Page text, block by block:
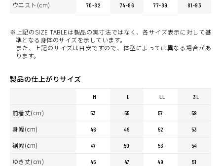
ウエスト(cm) 70-82 74-86 77-89 81-93
※上記のSIZE TABLEは製品の実寸法ではなく、各サイズ表示に対して基
準となる身体のサイズを示しています。
また、上記のサイズは目安ですので、体型によっては異なる場合があ
ります。
製品の仕上がりサイズ
M L LL 3L
前着丈(cm) 53 55 57 59
身幅(cm) 46 49 52 53
裾幅(cm) 47 50 53 54
ゆき丈(cm) 45 47 49 51